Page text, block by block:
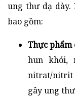
ung thư dạ dày.
bao gồm:
Thực phẩm
hun khói,
nitrat/nitrit
gây ung